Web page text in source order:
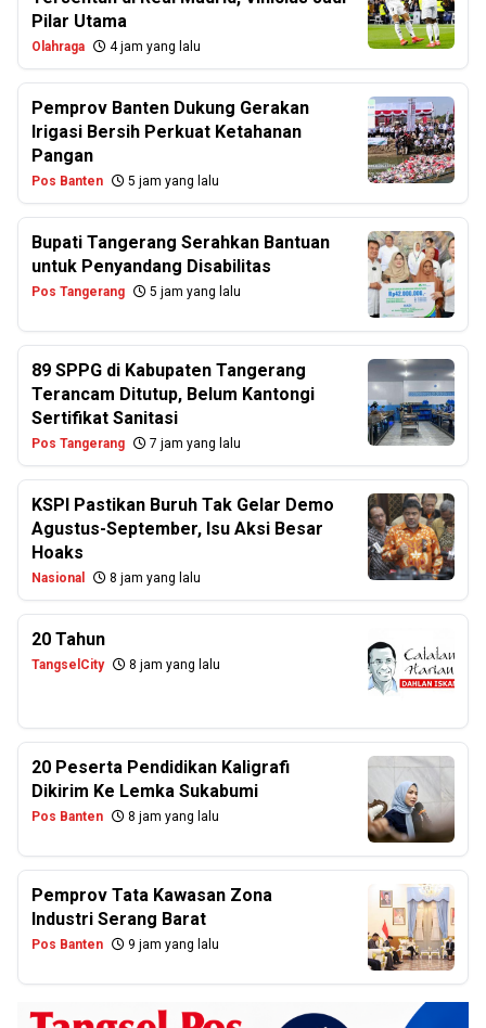
Pilar Utama
Olahraga 4 jam yang lalu
Pemprov Banten Dukung Gerakan
Irigasi Bersih Perkuat Ketahanan
Pangan
Pos Banten 5 jam yang lalu
Bupati Tangerang Serahkan Bantuan
untuk Penyandang Disabilitas
Pos Tangerang 5 jam yang lalu
89 SPPG di Kabupaten Tangerang
Terancam Ditutup, Belum Kantongi
Sertifikat Sanitasi
Pos Tangerang 7 jam yang lalu
KSPI Pastikan Buruh Tak Gelar Demo
Agustus-September, Isu Aksi Besar
Hoaks
Nasional 8 jam yang lalu
20 Tahun
TangselCity 8 jam yang lalu
20 Peserta Pendidikan Kaligrafi
Dikirim Ke Lemka Sukabumi
Pos Banten 8 jam yang lalu
Pemprov Tata Kawasan Zona
Industri Serang Barat
Pos Banten 9 jam yang lalu